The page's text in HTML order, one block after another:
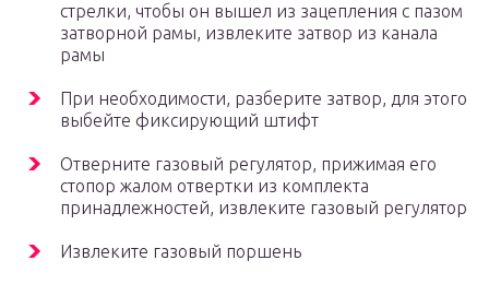
стрелки, чтобы он вышел из зацепления с пазом
затворной рамы, извлеките затвор из канала
рамы
При необходимости, разберите затвор, для этого
выбейте фиксирующий штифт
Отверните газовый регулятор, прижимая его
стопор жалом отвертки из комплекта
принадлежностей, извлеките газовый регулятор
Извлеките газовый поршень